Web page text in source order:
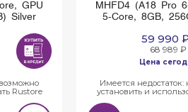
GPU
Silver
Rustore
MHFD4 (A18 Pro
5-Core, 8GB,
59 990
68 989 ₽
Цена
Имеется
установить и